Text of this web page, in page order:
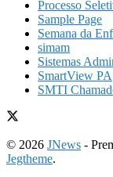
Processo
Sample Page
Semana da
simam
Sistemas
SmartView PA
SMTI
© 2026 JNews -
Jegtheme.